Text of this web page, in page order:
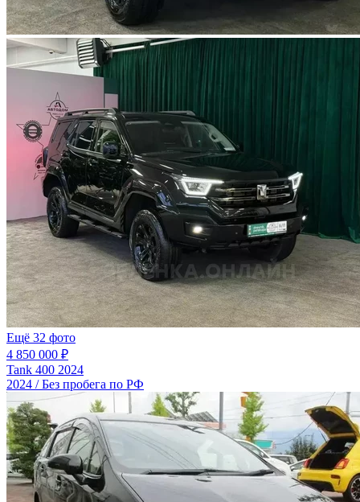
Ещё 32 фото
4 850 000 ₽
Tank 400 2024
2024 / Без пробега по РФ